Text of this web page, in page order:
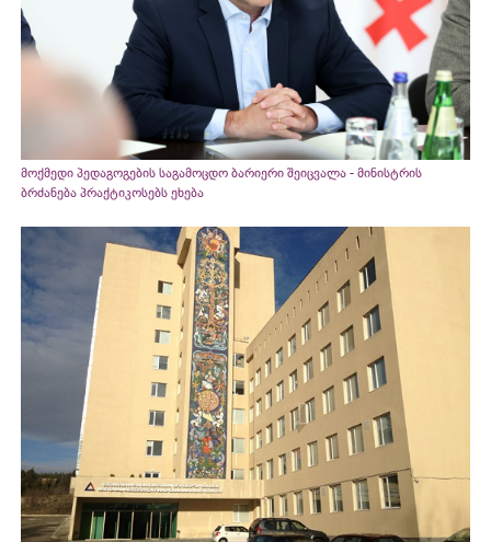
მოქმედი პედაგოგების საგამოცდო ბარიერი შეიცვალა - მინისტრის
ბრძანება პრაქტიკოსებს ეხება